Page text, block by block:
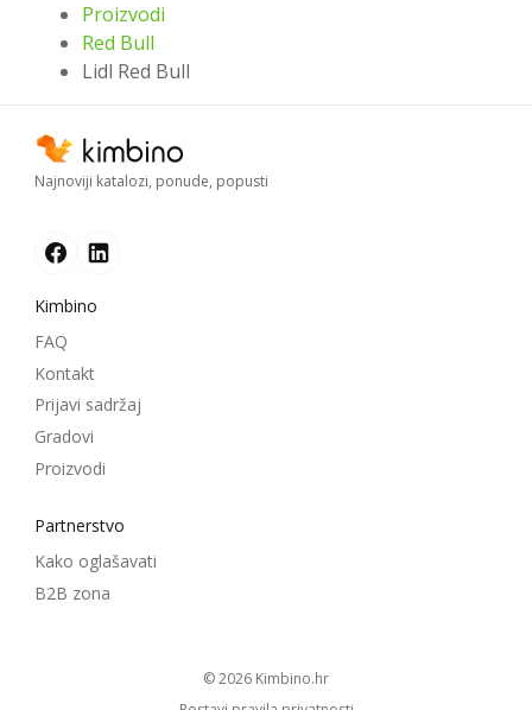
Proizvodi
Red Bull
Lidl Red Bull
Najnoviji katalozi, ponude, popusti
Kimbino
FAQ
Kontakt
Prijavi sadržaj
Gradovi
Proizvodi
Partnerstvo
Kako oglašavati
B2B zona
© 2026
kimbino.hr